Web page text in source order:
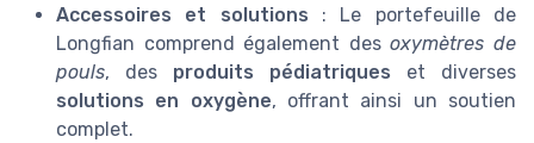
Accessoires et solutions : Le portefeuille de
Longfian comprend également desoxymètres de
pouls, des produits pédiatriques et diverses
solutions en oxygène, offrant ainsi un soutien
complet.